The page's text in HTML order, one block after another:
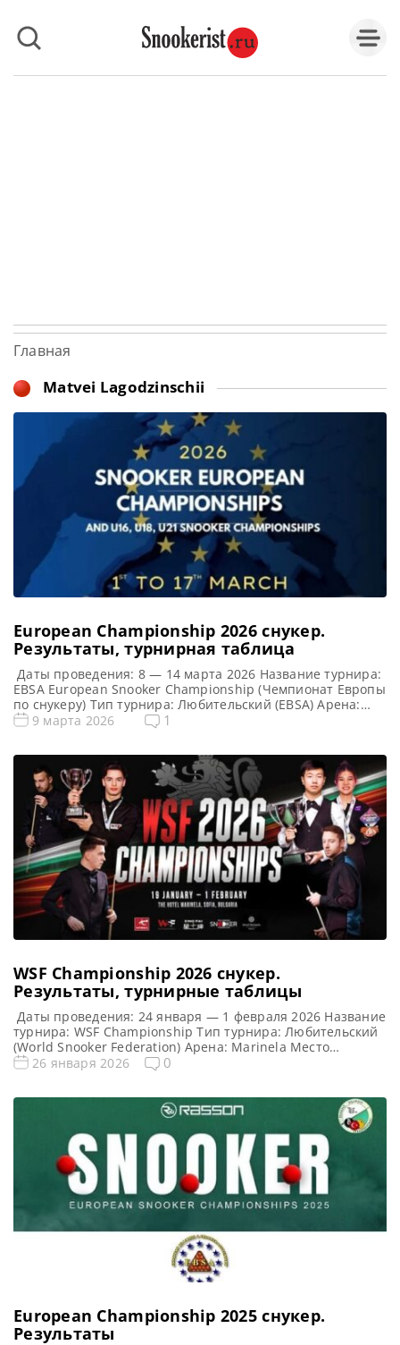
Главная
Matvei Lagodzinschii
European Championship 2026 cнукер.
Результаты, турнирная таблица
Даты проведения: 8 — 14 марта 2026 Название турнира:
EBSA European Snooker Championship (Чемпионат Европы
по снукеру) Тип турнира: Любительский (EBSA) Арена:
Palace Hotel Место проведения (населенный пункт, город,
Championship 2026: Чемпионата Европы 2026 cнукер —
турнирная сетка любительского турнира 1/16 финала 1/8
9 марта 2026 1
WSF Championship 2026 снукер.
Результаты, турнирные таблицы
Даты проведения: 24 января — 1 февраля 2026 Название
турнира: WSF Championship Тип турнира: Любительский
(World Snooker Federation) Арена: Marinela Место
проведения (населенный пункт, город, страна): София,
Мэйн-туре (World Snooker Tour) в сезонах 2026/2027 и
2027/2028. Турнирная таблица WSF Championship 2026:
World […]
26 января 2026 0
European Championship 2025 cнукер.
Результаты